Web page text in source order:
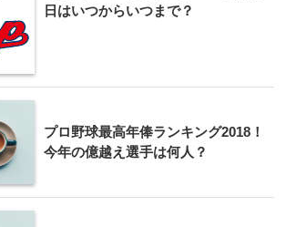
日はいつからいつまで？
プロ野球最高年俸ランキング2018！
今年の億越え選手は何人？